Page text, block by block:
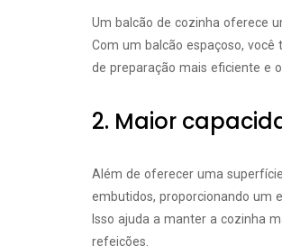
Um balcão de cozinha oferece
Com um balcão espaçoso,
de preparação mais eficiente e
2. Maior
Além de oferecer uma
embutidos, proporcionando um
Isso ajuda a manter a cozinha
refeições.